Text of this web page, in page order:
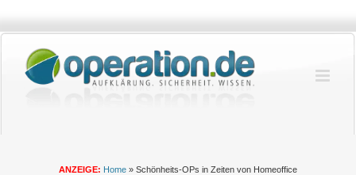
springen
ANZEIGE: Home » Schönheits-OPs in Zeiten von Homeoffice